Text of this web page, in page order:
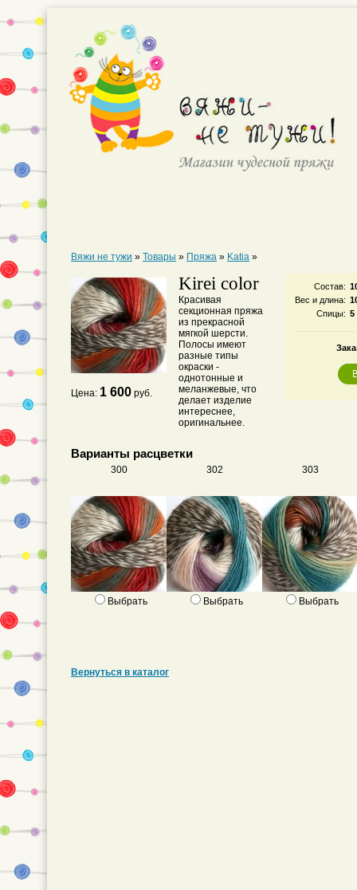
Вяжи не тужи » Товары » Пряжа » Katia »
Цена: 1 600 руб.
Kirei color
Красивая
секционная пряжа
из прекрасной
мягкой шерсти.
Полосы имеют
разные типы
окраски -
однотонные и
меланжевые, что
делает изделие
интереснее,
оригинальнее.
Состав:
Вес и длина:
Спицы: 5
Варианты расцветки
300
Выбрать
302
Выбрать
303
Выбрать
Вернуться в каталог